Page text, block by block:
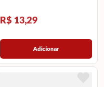
R$ 13,29
Adicionar